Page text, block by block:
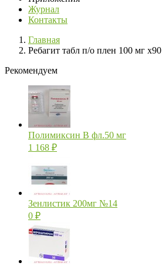
Журнал
Контакты
Главная
Ребагит табл п/о плен 100 мг х90
Рекомендуем
Полимиксин В фл.50 мг
1 168 ₽
Зенлистик 200мг №14
0 ₽